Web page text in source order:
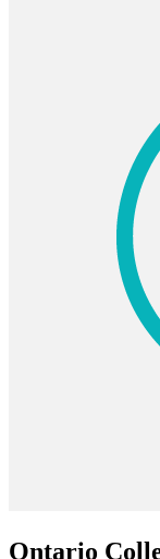
Ontario